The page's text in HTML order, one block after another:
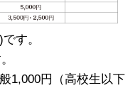
す。
1,000円（高校生以下